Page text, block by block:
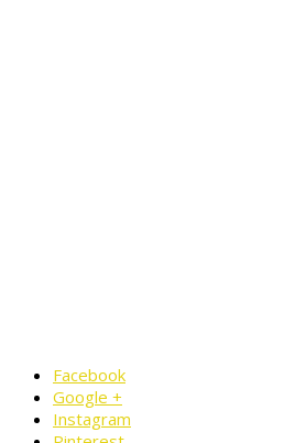
Facebook
Google +
Instagram